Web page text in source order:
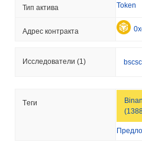
Тип актива Token
Адрес контракта
Исследователи (1)
Tеги